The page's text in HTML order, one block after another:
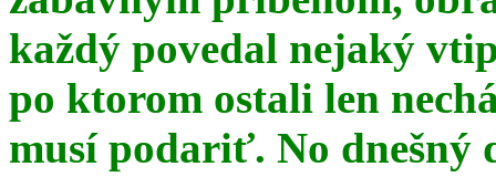
každý povedal nejaký
po ktorom ostali len
musí podariť. No dnešný